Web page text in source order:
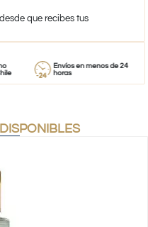
que recibes tus
Envíos en menos de 24
horas